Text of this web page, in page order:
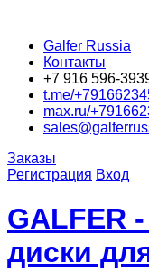
Galfer Russia
Контакты
+7 916 596-
t.me/
max.ru/
Заказы
Регистрация Вход
GALFER
диски